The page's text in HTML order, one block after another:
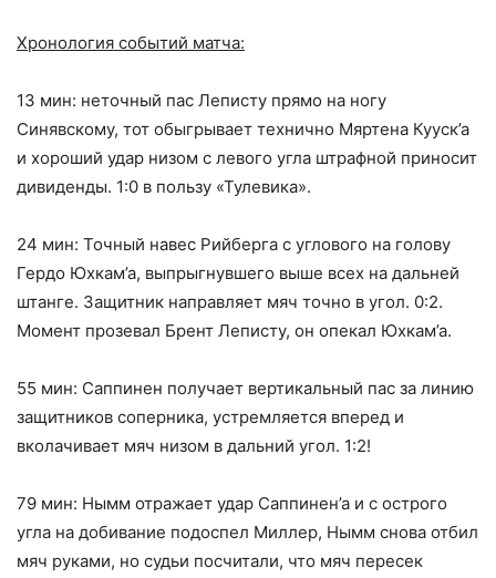
Хронология событий матча:
13 мин: неточный пас Леписту прямо на ногу
Синявскому, тот обыгрывает технично Мяртена Кууск’а
и хороший удар низом с левого угла штрафной приносит
дивиденды. 1:0 в пользу «Тулевика».
24 мин: Точный навес Рийберга с углового на голову
Гердо Юхкам’а, выпрыгнувшего выше всех на дальней
штанге. Защитник направляет мяч точно в угол. 0:2.
Момент прозевал Брент Леписту, он опекал Юхкам’а.
55 мин: Саппинен получает вертикальный пас за линию
защитников соперника, устремляется вперед и
вколачивает мяч низом в дальний угол. 1:2!
79 мин: Нымм отражает удар Саппинен’а и с острого
угла на добивание подоспел Миллер, Нымм снова отбил
мяч руками, но судьи посчитали, что мяч пересек